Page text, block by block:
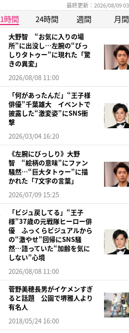
最終更新：2026/08/09
1時間 24時間 週間 月間
大野智 “お気に入りの場
所”に出没し…左腕の“びっ
しりタトゥー”に現れた「驚
きの異変」
2026/08/08 11:00
「何があったんだ」“王子様
俳優”千葉雄大 イベントで
披露した“激変姿”にSNS衝
撃
2026/03/04 16:20
《左腕にびっしり》大野
智 “絵柄の意味”にファン
騒然…“巨大タトゥー”に描
かれた「7文字の言葉」
2026/07/09 15:25
「ビジュ戻してる」“王子
様”37歳の元戦隊ヒーロー俳
優 ふっくらビジュアルから
の“激やせ”回帰にSNS騒
然…語っていた“加齢を気に
しない”心境
2026/08/08 11:00
菅野美穂長男がイケメンすぎ
ると話題 公園で堺雅人より
有名人
2018/05/24 16:00